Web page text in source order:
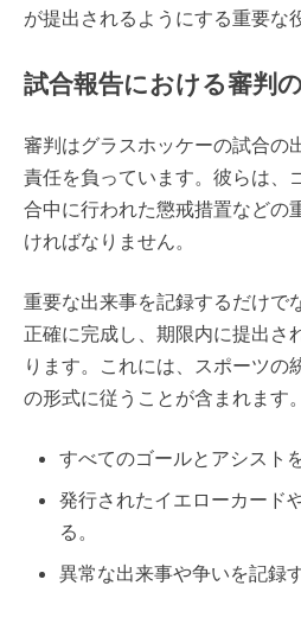
が提出されるようにする重要な
試合報告における審判
審判はグラスホッケーの試合の
責任を負っています。彼らは、
合中に行われた懲戒措置などの
ければなりません。
重要な出来事を記録するだけで
正確に完成し、期限内に提出さ
ります。これには、スポーツの
の形式に従うことが含まれます。
すべてのゴールとアシスト
発行されたイエローカード
る。
異常な出来事や争いを記録す